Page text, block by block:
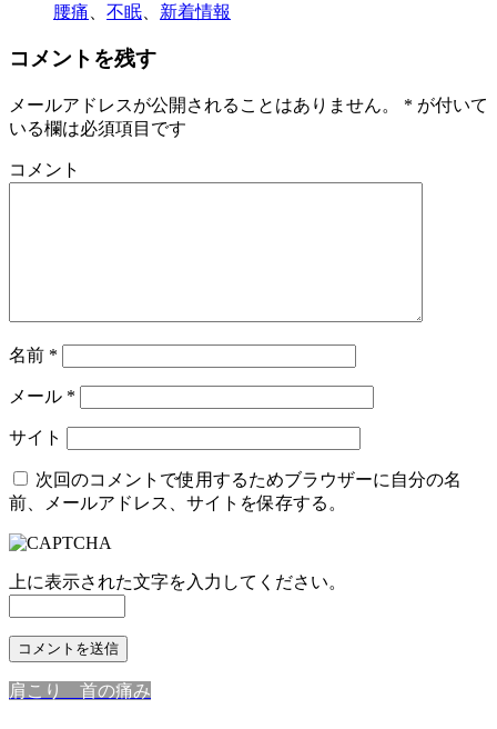
腰痛
不眠 新着情報
コメントを残す
メールアドレスが公開されることはありません。 * が付いて
いる欄は必須項目です
コメント
名前 *
メール *
サイト
次回のコメントで使用するためブラウザーに自分の名
前、メールアドレス、サイトを保存する。
上に表示された文字を入力してください。
肩こり 首の痛み